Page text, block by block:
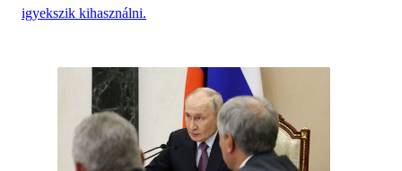
igyekszik kihasználni.